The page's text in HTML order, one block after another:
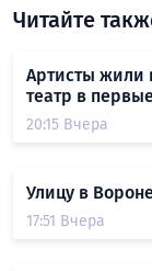
Читайте
Артисты жили
театр в
20:15 Вчера
Улицу в
17:51 Вчера